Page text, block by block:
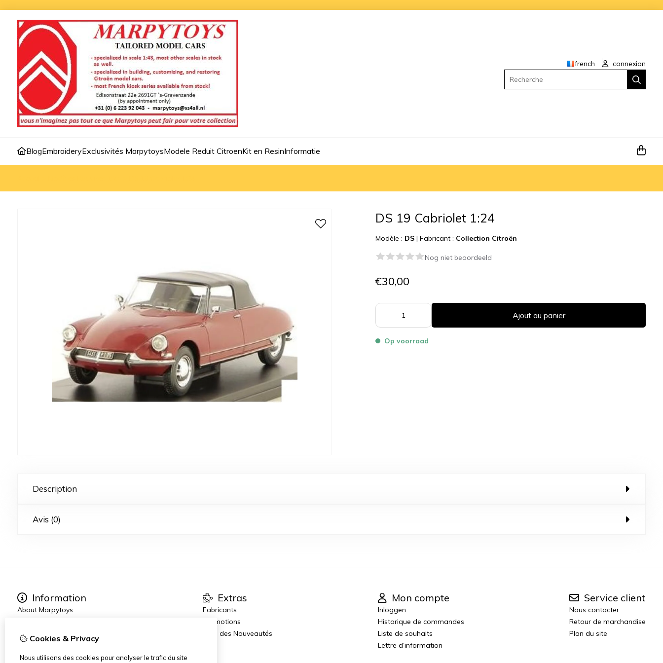
french
connexion
Recherche
BlogEmbroideryExclusivités MarpytoysModele Reduit CitroenKit en ResinInformatie
DS 19 Cabriolet 1:24
Modèle : DS |Fabricant : Collection Citroën
Nog niet beoordeeld
€30,00
Ajout au panier
Op voorraad
Description
Avis (0)
Information
About Marpytoys
Commander et Livraison
Terms and Conditions
Disclaimer
Extras
Fabricants
Promotions
Blog des Nouveautés
Mon compte
Inloggen
Historique de commandes
Liste de souhaits
Lettre d’information
Service client
Nous contacter
Retour de marchandise
Plan du site
Cookies & Privacy
Nous utilisons des cookies pour analyser le trafic du site